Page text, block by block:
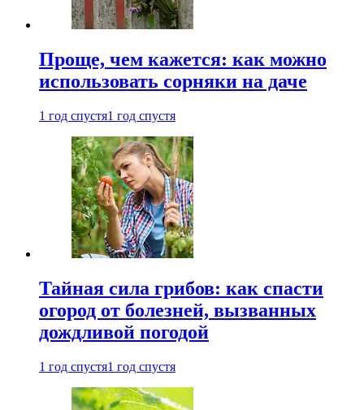
Проще, чем кажется: как можно
использовать сорняки на даче
1 год спустя1 год спустя
Тайная сила грибов: как спасти
огород от болезней, вызванных
дождливой погодой
1 год спустя1 год спустя